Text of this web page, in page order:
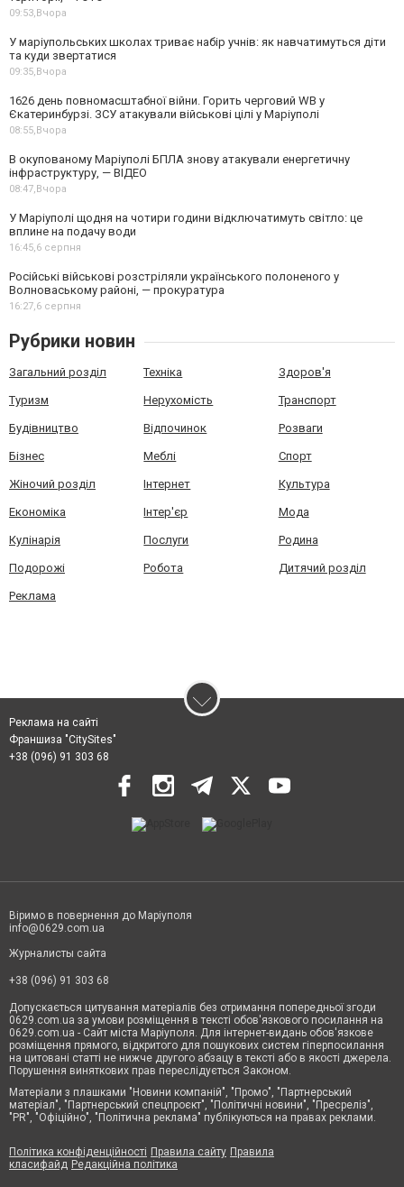
09:53,Вчора
У маріупольських школах триває набір учнів: як навчатимуться діти
та куди звертатися
09:35,Вчора
1626 день повномасштабної війни. Горить черговий WB у
Єкатеринбурзі. ЗСУ атакували військові цілі у Маріуполі
08:55,Вчора
В окупованому Маріуполі БПЛА знову атакували енергетичну
інфраструктуру, — ВІДЕО
08:47,Вчора
У Маріуполі щодня на чотири години відключатимуть світло: це
вплине на подачу води
16:45,6 серпня
Російські військові розстріляли українського полоненого у
Волноваському районі, — прокуратура
16:27,6 серпня
Рубрики новин
Загальний розділ Техніка Здоров'я
Туризм Нерухомість Транспорт
Будівництво Відпочинок Розваги
Бізнес Меблі Спорт
Жіночий розділ Інтернет Культура
Економіка Інтер'єр Мода
Кулінарія Послуги Родина
Подорожі Робота Дитячий розділ
Реклама
Реклама на сайті
Франшиза "CitySites"
+38 (096) 91 303 68
Віримо в повернення до Маріуполя
info@0629.com.ua
Журналисты сайта
+38 (096) 91 303 68
Допускається цитування матеріалів без отримання попередньої згоди
0629.com.ua за умови розміщення в тексті обов'язкового посилання на
0629.com.ua - Сайт міста Маріуполя. Для інтернет-видань обов'язкове
розміщення прямого, відкритого для пошукових систем гіперпосилання
на цитовані статті не нижче другого абзацу в тексті або в якості джерела.
Порушення виняткових прав переслідується Законом.
Матеріали з плашками "Новини компаній", "Промо", "Партнерський
матеріал", "Партнерський спецпроєкт", "Політичні новини", "Пресреліз",
"PR", "Офіційно", "Політична реклама" публікуються на правах реклами.
Політика конфіденційності Правила сайту Правила
класифайд Редакційна політика